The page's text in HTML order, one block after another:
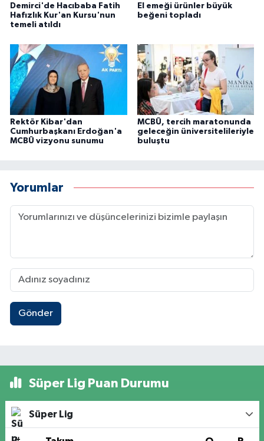
Demirci'de Hacıbaba Fatih
Hafızlık Kur'an Kursu'nun
temeli atıldı
El emeği ürünler büyük
beğeni topladı
Rektör Kibar'dan
Cumhurbaşkanı Erdoğan'a
MCBÜ vizyonu sunumu
MCBÜ, tercih maratonunda
geleceğin üniversitelileriyle
buluştu
Yorumlar
Gönder
Süper Lig Puan Durumu
Süper Lig